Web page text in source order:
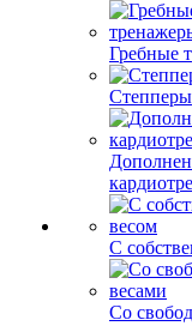
Гребные
Степперы
С
Со